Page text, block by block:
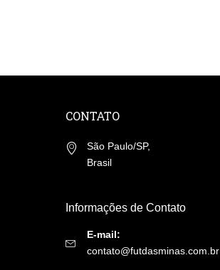
CONTATO
São Paulo/SP,
Brasil
Informações de Contato
E-mail:
contato@futdasminas.com.br